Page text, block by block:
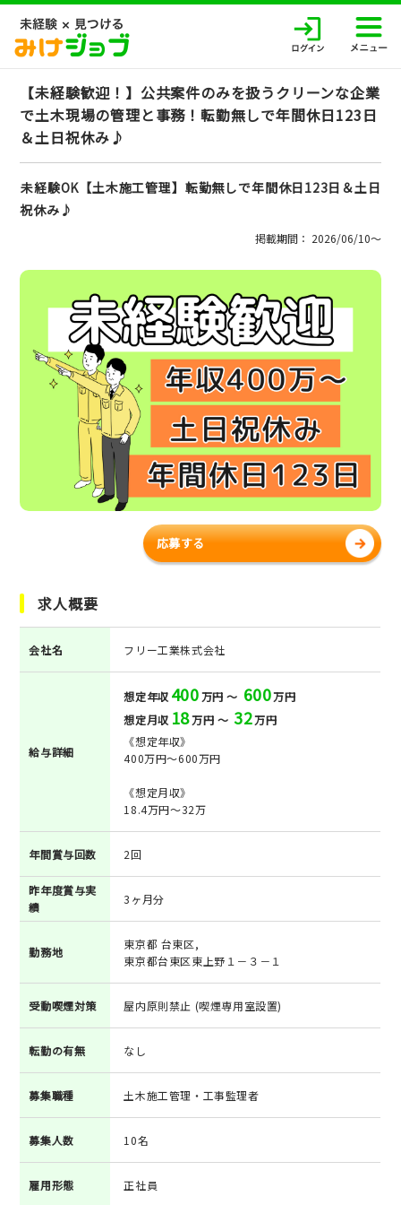
【未経験歓迎！】公共案件のみを扱うクリーンな企業
で土木現場の管理と事務！転勤無しで年間休日123日
＆土日祝休み♪
未経験OK【土木施工管理】転勤無しで年間休日123日＆土日
祝休み♪
掲載期間： 2026/06/10〜
応募する
求人概要
会社名 フリー工業株式会社
給与詳細
想定年収 400万円 ～ 600万円
想定月収 18万円 ～ 32万円
《想定年収》
400万円～600万円
《想定月収》
18.4万円～32万
年間賞与回数 2回
昨年度賞与実
績
3ヶ月分
勤務地
東京都 台東区,
東京都台東区東上野１－３－１
受動喫煙対策 屋内原則禁止 (喫煙専用室設置)
転勤の有無 なし
募集職種 土木施工管理・工事監理者
募集人数 10名
雇用形態 正社員